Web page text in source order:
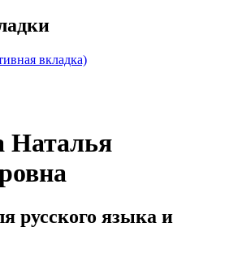
вкладка)
Наталья
русского языка и